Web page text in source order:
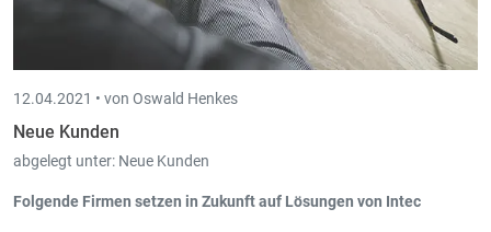
12.04.2021 • von Oswald Henkes
Neue Kunden
abgelegt unter: Neue Kunden
Folgende Firmen setzen in Zukunft auf Lösungen von Intec